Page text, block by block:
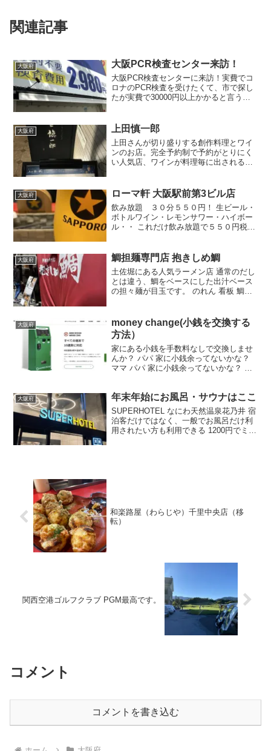
関連記事
大阪府 大阪PCR検査センター来訪！
大阪PCR検査センターに来訪！実費でコ
ロナのPCR検査を受けたくて、市で探し
たが実費で30000円以上かかると言うこ
るところ発見！電話はつながらず、並ば
ないといけないが、当日（お急ぎ便）
5980円でWEB上で検査結果がわかるの
で、ぜひお急ぎで費用かけたくない方は
行ってみてください
大阪府 上田慎一郎
上田さんが切り盛りする創作料理とワイ
ンのお店。完全予約制で予約がとりにく
い人気店、ワインが料理毎に出される人
大阪府 ローマ軒 大阪駅前第3ビル店
飲み放題 ３０分５５０円！ 生ビール・
ボトルワイン・レモンサワー・ハイボー
ル・・ これだけ飲み放題で５５０円税込
タンやチーズなど・・ これで行かないわ
けには・・ メニ...
大阪府 鯛担麺専門店 抱きしめ鯛
土佐堀にある人気ラーメン店 通常のだし
とは違う、鯛をベースにした出汁ベース
の担々麺が目玉です。 のれん 看板 鯛担
話：050-5596-0363営業時間：...
大阪府
money change(小銭を交換する
方法）
家にある小銭を手数料なしで交換しませ
んか？ パパ 家に小銭余ってないかな？
ママ パパ 家に小銭余ってないかな？ た
んだよね ママ そうなの？それは困るわ
ね・・ パ...
大阪府 年末年始にお風呂・サウナはここ
SUPERHOTEL なにわ天然温泉花乃井 宿
泊客だけではなく、一般でお風呂だけ利
用されたい方も利用できる 1200円でミニ
和楽路屋（わらじや）千里中央店（移
転）
関西空港ゴルフクラブ PGM最高です。
コメント
コメントを書き込む